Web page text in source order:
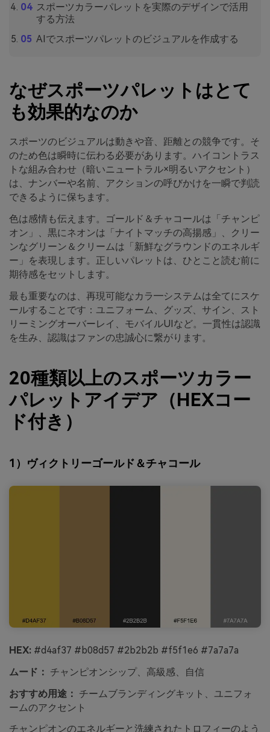
スポーツカラーパレットを実際のデザインで活用
する方法
AIでスポーツパレットのビジュアルを作成する
なぜスポーツパレットはとて
も効果的なのか
スポーツのビジュアルは動きや音、距離との競争です。そ
のため色は瞬時に伝わる必要があります。ハイコントラス
トな組み合わせ（暗いニュートラル×明るいアクセント）
は、ナンバーや名前、アクションの呼びかけを一瞬で判読
できるように保ちます。
色は感情も伝えます。ゴールド＆チャコールは「チャンピ
オン」、黒にネオンは「ナイトマッチの高揚感」、クリー
ンなグリーン＆クリームは「新鮮なグラウンドのエネルギ
ー」を表現します。正しいパレットは、ひとこと読む前に
期待感をセットします。
最も重要なのは、再現可能なカラ―システムは全てにスケ
ールすることです：ユニフォーム、グッズ、サイン、スト
リーミングオーバーレイ、モバイルUIなど。一貫性は認識
を生み、認識はファンの忠誠心に繋がります。
20種類以上のスポーツカラー
パレットアイデア（HEXコー
ド付き）
1）ヴィクトリーゴールド＆チャコール
HEX: #d4af37 #b08d57 #2b2b2b #f5f1e6 #7a7a7a
ムード： チャンピオンシップ、高級感、自信
おすすめ用途： チームブランディングキット、ユニフォ
ームのアクセント
チャンピオンのエネルギーと洗練されたトロフィーのよう